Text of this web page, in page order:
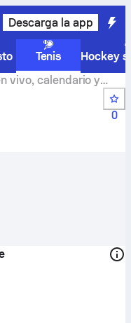
Descarga la app
Tenis
Hockey
vivo, calendario y
0